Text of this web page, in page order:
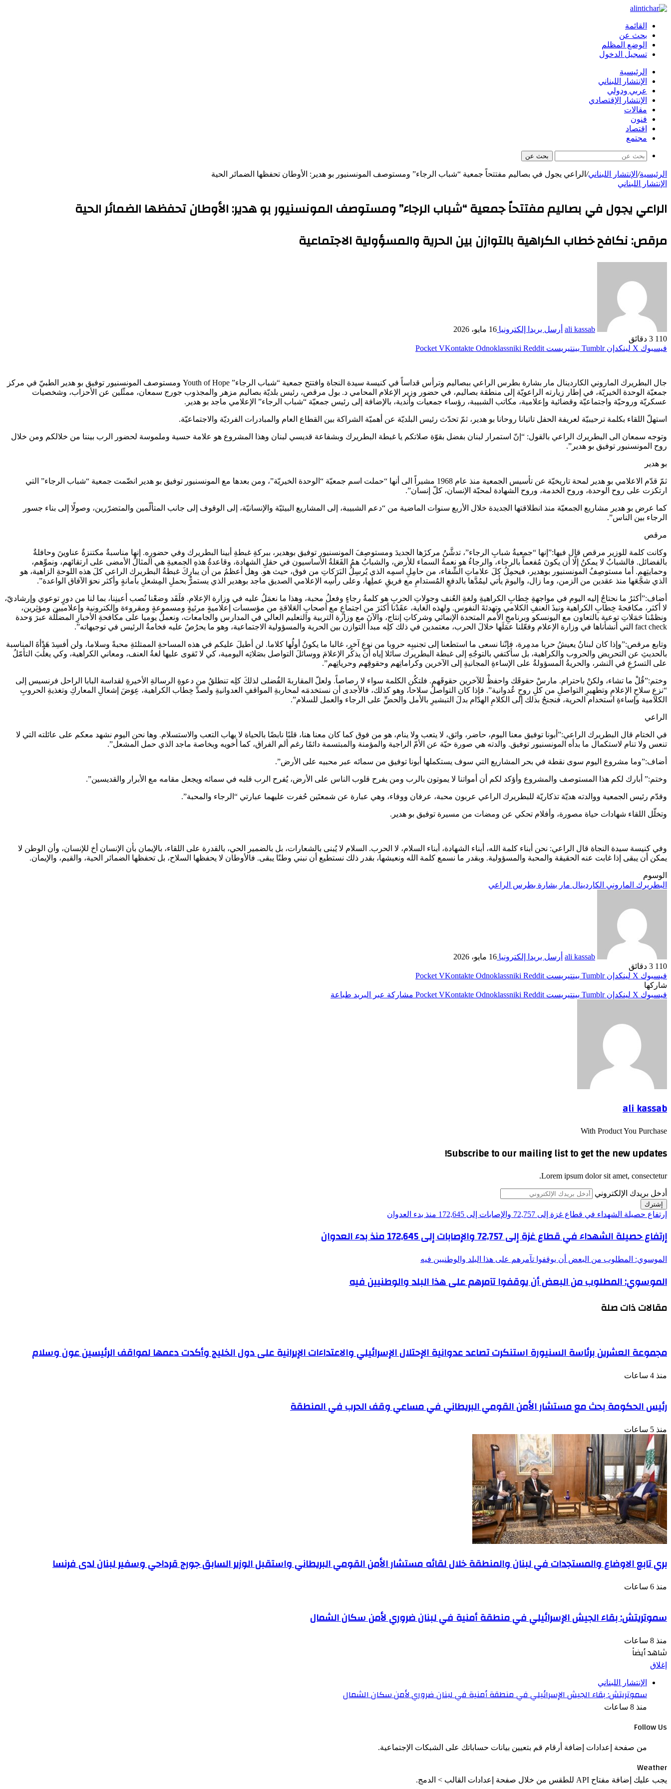
القائمة
بحث عن
الوضع المظلم
تسجيل الدخول
الرئيسية
الإنتشار اللبناني
عربي ودولي
الإنتشار الإقتصادي
مقالات
فنون
اقتصاد
مجتمع
بحث عن
الرئيسية/ الإنتشار اللبناني/ الراعي يجول في بصاليم مفتتحاً جمعية “شباب الرجاء” ومستوصف المونسنيور بو هدير: الأوطان تحفظها الضمائر الحية
الإنتشار اللبناني
الراعي يجول في بصاليم مفتتحاً جمعية “شباب الرجاء” ومستوصف المونسنيور بو هدير: الأوطان تحفظها الضمائر الحية
مرقص: نكافح خطاب الكراهية بالتوازن بين الحرية والمسؤولية الاجتماعية
ali kassab أرسل بريدا إلكترونيا 16 مايو، 2026
110 3 دقائق
فيسبوك ‫X لينكدإن بينتيريست Odnoklassniki
‫Pocket
جال البطريرك الماروني الكاردينال مار بشارة بطرس الراعي ببصاليم وترأس قداساً في كنيسة سيدة النجاة وافتتح جمعية “شباب الرجاء” Youth of Hope ومستوصف المونسنيور توفيق بو هدير الطبيّ في مركز
جمعيّة الوحدة الخيريّة، في إطار زيارته الراعويّة إلى منطقة بصاليم، في حضور وزير الإعلام المحامي د. بول مرقص، رئيس بلديّة بصاليم مزهر والمجذوب جورج سمعان، ممثّلين عن الأحزاب، وشخصيات
عسكريّة وروحيّة واجتماعيّة وقضائية وإعلامية، مكاتب الشبيبة، رؤساء جمعيات وأندية، بالإضافة إلى رئيس جمعيّة “شباب الرجاء” الإعلامي ماجد بو هدير.
استهلّ اللقاء بكلمة ترحيبيّة لعريفة الحفل تاتيانا روحانا بو هدير، ثمّ تحدّث رئيس البلديّة عن أهميّة الشراكة بين القطاع العام والمبادرات الفرديّة والاجتماعيّة.
وتوجه سمعان الى البطريرك الراعي بالقول: “إنّ استمرار لبنان بفضل بقوّة صلاتكم يا غبطة البطريرك وبشفاعة قديسي لبنان وهذا المشروع هو علامة حسية وملموسة لحضور الرب بيننا من خلالكم ومن خلال
روح المونسنيور توفيق بو هدير”.
بو هدير
ثمّ قدّم الاعلامي بو هدير لمحة تاريخيّة عن تأسيس الجمعية منذ عام 1968 مشيراً الى أنها “حملت اسم جمعيّة “الوحدة الخيريّة”، ومن بعدها مع المونسنيور توفيق بو هدير انضّمت جمعية “شباب الرجاء” التي
ارتكزت على روح الوحدة، وروح الخدمة، وروح الشهادة لمحبّة الإنسان، كلّ إنسان”.
كما عرض بو هدير مشاريع الجمعيّة منذ انطلاقتها الجديدة خلال الأربع سنوات الماضية من “دعم الشبيبة، إلى المشاريع البيئيّة والإنسانيّة، إلى الوقوف إلى جانب المتألّمين والمتضرّرين، وصولًا إلى بناء جسور
الرجاء بين الناس”.
مرقص
وكانت كلمة للوزير مرقص قال فيها:”إنها “جمعيةُ شبابِ الرجاء”، تدشَّنُ مركزَها الجديدَ ومستوصِفَ المونسنيور توفيق بوهدير، ببركةِ غبطةِ أبينا البطريرك وفي حضورِه. إنها مناسبةٌ مكتنزةٌ عناوينَ وحافلةٌ
بالفضائل. فالشبابُ لا يمكنُ إلّا أن يكونَ مُفعماً بالرجاء، والرجاءُ هو نعمةُ السماء للأرض، والشبابُ همُ الفَعَلةُ الأساسيون في حقلِ الشهادة، وقاعدةُ هذهِ الجمعيةِ هي المثالُ الأمضى على ارتقائهم، ونموِّهم،
وحمايتِهم. أما مستوصِفُ المونسنيور بوهدير، فيحمِلُ كلَ علاماتِ الشِّفاء، من حامِلِ اسمِه الذي يُرسِلُ البَرَكاتِ من فوق، حيث هو. وهل أعظمُ من أن يبارِكَ غبطةُ البطريرك الراعي كلَ هذه اللوحةِ الزاهية، هو
الذي شجَّعَها منذ عقدين من الزمن، وما زال، واليومَ يأتي ليمُدَّها بالدفعِ المُستدامِ مع فريقِ عملِها، وعلى رأسِه الإعلامي الصديق ماجد بوهدير الذي يستمرُّ بحملِ المِشعلِ بأمانةٍ وأكثر نحوَ الآفاق الواعدة”.
أضاف:”أكثرُ ما نحتاجُ إليه اليوم في مواجهةِ خِطابِ الكراهيةِ ولغةِ العُنف وجولاتِ الحربِ هو كلمةُ رجاءٍ وفعلُ محبة، وهذا ما نعمَلُ عليه في وزارة الإعلام. فلَقَد وضعْنا نُصب أعينِنا، بما لنا من دورٍ توعوي وإرشاديّ،
لا أكثر، مكافحةَ خِطابِ الكراهية ونبذَ العنفِ الكلامي وتهدئةَ النفوس. ولهذه الغاية، عقَدْنا أكثرَ من اجتماعٍ مع أصحابِ العَلاقةِ من مؤسسات إعلاميةٍ مرئيةٍ ومسموعةٍ ومقروءة وإلكترونية وإعلاميين ومؤثِرين،
ونظمْنا حَمَلاتِ توعية بالتعاون مع اليونسكو وبرنامجِ الأمم المتحدة الإنمائي وشركاتِ إنتاج، والآنَ مع وزارة التربية والتعليم العالي في المدارس والجامعات، ونعملُ يوميا على مكافحةِ الأخبارِ المضلِّلة عبرَ وَحدة
fact check التي أنشأناها في وزارة الإعلام وفعّلنا عمَلَها خلالَ الحرب، معتمدين في ذلك كلِه مبدأ التوازن بين الحرية والمسؤولية الاجتماعية، وهو ما يحرُصُ عليه فخامةُ الرئيس في توجيهاته”.
وتابع مرقص:”وإذا كان لبنانُ يعيشُ حربا مدمِرة، فإنّنا نسعى ما استطعنا إلى تجنيبِه حروبا من نوعٍ آخر، غالبا ما يكونُ أولُها كلاما. لن أطيلَ عليكم في هذه المساحةِ الممتلئةِ محبةً وسلاما، ولن أفسِدَ هَدْأةَ المناسبة
بالحديثِ عن التحريض والحروب والكراهية، بل سأكتفي بالتوجُهِ إلى غبطة البطريرك سائلا إياه أن يذكُر الإعلامَ ووسائلَ التواصل بصَلاتِه اليومية، كي لا تَقوى عليها لغةُ العنف، ومعاني الكراهية، وكي يغلُبَ التأمّلُ
على التسرُعِ في النشر، والحريةُ المسؤولةُ على الإساءةِ المجانيةِ إلى الآخرين وكراماتِهم وحقوقِهم وحرياتِهم”.
وختم:”قُلْ ما تشاء، ولكنْ باحترام. مارسْ حقوقَك واحفظْ للآخرين حقوقَهم. فلتكُن الكلمة سواء لا رصاصاً. ولعلّ المقاربةَ الفُضلى لذلكَ كلِه تنطلقُ من دعوةِ الرسالةِ الأخيرةِ لقداسة البابا الراحل فرنسيس إلى
“نزعِ سلاحِ الإعلامِ وتطهيرِ التواصلِ من كلِ روحٍ عُدوانية”. فإذا كان التواصلُ سلاحا، وهو كذلك، فالأجدى أن نستخدمَه لمحاربةِ المواقفِ العدوانيةِ ولصدِّ خِطاب الكراهية، عِوَضَ إشعالِ المعاركِ وتغذيةِ الحروبِ
الكلامية وإساءةِ استخدام الحرية، فنجنحُ بذلك إلى الكلامِ الهدّام بدلَ التبشيرِ بالأمل والحضِّ على الرجاء والعمل للسلام”.
الراعي
في الختام قال البطريرك الراعي:”أبونا توفيق معنا اليوم، حاضر، واثق، لا يتعب ولا ينام، هو من فوق كما كان معنا هنا، قلبًا نابضًا بالحياة لا يهاب التعب والاستسلام. وها نحن اليوم نشهد معكم على عائلته التي لا
تنعس ولا تنام لاستكمال ما بدأه المونسنيور توفيق. والدته هي صورة حيّة عن الأمّ الراجية والمؤمنة والمبتسمة دائمًا رغم ألم الفراق، كما أخويه وبخاصة ماجد الذي حمل المشعل”.
أضاف:”وما مشروع اليوم سوى نقطة في بحر المشاريع التي سوف يستكملها أبونا توفيق من سمائه عبر محبيه على الأرض”.
وختم:” أبارك لكم هذا المستوصف والمشروع وأؤكد لكم أن أمواتنا لا يموتون بالرب ومن يفرح قلوب الناس على الأرض، يُفرح الرب قلبه في سمائه ويجعل مقامه مع الأبرار والقديسين”.
وقدّم رئيس الجمعية ووالدته هديّة تذكاريّة للبطريرك الراعي عربون محبة، عرفان ووفاء، وهي عبارة عن شمعتَين حُفرت عليهما عبارتي “الرجاء والمحبة”.
وتخلّل اللقاء شهادات حياة مصورة، وأفلام تحكي عن ومضات من مسيرة توفيق بو هدير.
وفي كنيسة سيدة النجاة قال الراعي: نحن أبناء كلمة الله، أبناء الشهادة، أبناء السلام، لا الحرب. السلام لا يُبنى بالشعارات، بل بالضمير الحي، بالقدرة على اللقاء، بالإيمان بأن الإنسان أخ للإنسان، وأن الوطن لا
يمكن أن يبقى إذا غابت عنه الحقيقة والمحبة والمسؤولية. وبقدر ما نسمع كلمة الله ونعيشها، بقدر ذلك نستطيع أن نبني وطنًا يبقى. فالأوطان لا يحفظها السلاح، بل تحفظها الضمائر الحية، والقيم، والإيمان.
الوسوم
البطريرك الماروني الكاردينال مار بشارة بطرس الراعي
ali kassab أرسل بريدا إلكترونيا 16 مايو، 2026
110 3 دقائق
فيسبوك ‫X لينكدإن بينتيريست Odnoklassniki
‫Pocket
شاركها
فيسبوك ‫X لينكدإن بينتيريست Odnoklassniki
‫Pocket مشاركة عبر البريد طباعة
ali kassab
With Product You Purchase
Subscribe to our mailing list to get the new updates!
Lorem ipsum dolor sit amet, consectetur.
أدخل بريدك الإلكتروني
إرتفاع حصيلة الشهداء في قطاع غزة إلى 72,757 والإصابات إلى 172,645 منذ بدء العدوان
إرتفاع حصيلة الشهداء في قطاع غزة إلى 72,757 والإصابات إلى 172,645 منذ بدء العدوان
الموسوي: المطلوب من البعض أن يوقفوا تآمرهم على هذا البلد والوطنيين فيه
الموسوي: المطلوب من البعض أن يوقفوا تآمرهم على هذا البلد والوطنيين فيه
مقالات ذات صلة
مجموعة العشرين برئاسة السنيورة استنكرت تصاعد عدوانية الإحتلال الإسرائيلي والاعتداءات الإيرانية على دول الخليج وأكدت دعمها لمواقف الرئيسين عون وسلام
منذ 4 ساعات
رئيس الحكومة بحث مع مستشار الأمن القومي البريطاني في مساعي وقف الحرب في المنطقة
منذ 5 ساعات
بري تابع الاوضاع والمستجدات في لبنان والمنطقة خلال لقائه مستشار الأمن القومي البريطاني واستقبل الوزير السابق جورج قرداحي وسفير لبنان لدى فرنسا
منذ 6 ساعات
سموتريتش: بقاء الجيش الإسرائيلي في منطقة أمنية في لبنان ضروري لأمن سكان الشمال
منذ 8 ساعات
شاهد أيضاً
إغلاق
الإنتشار اللبناني
سموتريتش: بقاء الجيش الإسرائيلي في منطقة أمنية في لبنان ضروري لأمن سكان الشمال
منذ 8 ساعات
Follow Us
من صفحة إعدادات إضافة أرقام قم بتعيين بيانات حساباتك على الشبكات الإجتماعية.
Weather
يجب عليك إضافة مفتاح API للطقس من خلال صفحة إعدادات القالب > الدمج.